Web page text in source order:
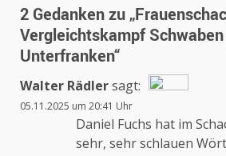
2 Gedanken zu „
Vergleichtskampf
Unterfranken“
Walter Rädlersagt:
Das „Echte-Person“-Abzeichen!
05.11.2025 um 20:41 Uhr
Daniel Fuchs hat im
sehr, sehr schlauen